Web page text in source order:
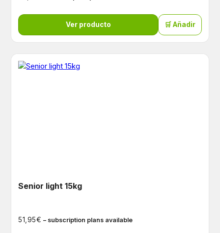
Ver producto 🛒 Añadir
Senior light 15kg
51,95€ – subscription plans available